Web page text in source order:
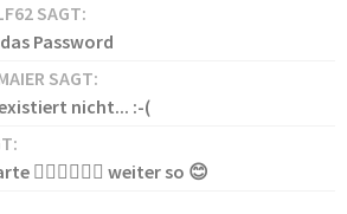
SAGT:
Password
SAGT:
nicht... :-(
👍🏻👍🏻👍🏻 weiter so 😊